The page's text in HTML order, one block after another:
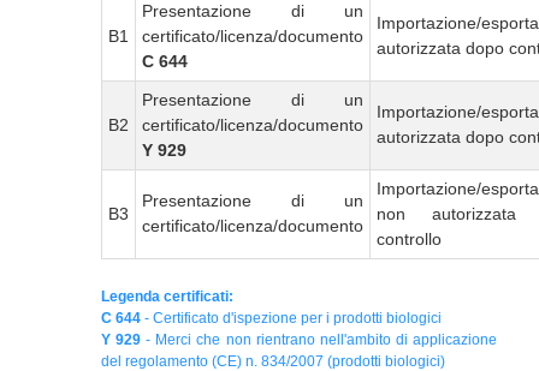
B1
Presentazione di un
certificato/licenza/documento
C 644
Importazione/
autorizzata dopo
B2
Presentazione di un
certificato/licenza/documento
Y 929
Importazione/
autorizzata dopo
B3
Presentazione di un
certificato/licenza/documento
Importazione/
non autorizzata
controllo
Legenda certificati:
C 644 - Certificato d'ispezione per i prodotti biologici
Y 929 - Merci che non rientrano nell'ambito di applicazione
del regolamento (CE) n. 834/2007 (prodotti biologici)